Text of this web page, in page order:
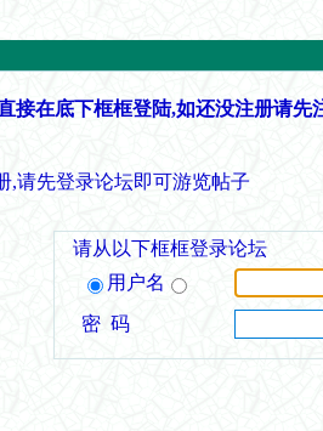
接在底下框框登陆,如还没注册请先
,请先登录论坛即可游览帖子
请从以下框框登录论坛
用户名
密 码